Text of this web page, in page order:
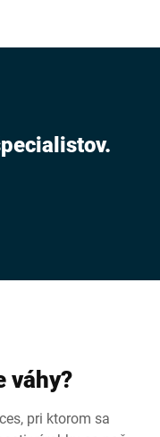
váhy?
pri ktorom sa